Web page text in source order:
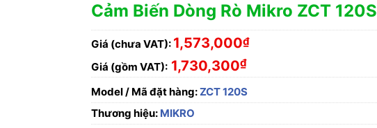
Cảm Biến Dòng Rò Mikro ZCT 120S
Giá (chưa VAT): 1,573,000₫
Giá (gồm VAT): 1,730,300₫
Model / Mã đặt hàng:ZCT 120S
Thương hiệu: MIKRO